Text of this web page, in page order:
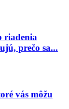
riadenia
prečo sa...
vás môžu